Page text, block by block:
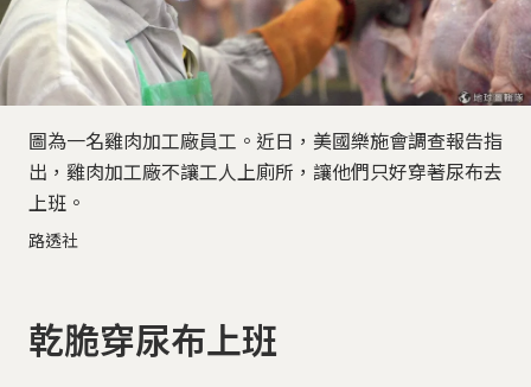
圖為一名雞肉加工廠員工。近日，美國樂施會調查報告指
出，雞肉加工廠不讓工人上廁所，讓他們只好穿著尿布去
上班。
路透社
乾脆穿尿布上班